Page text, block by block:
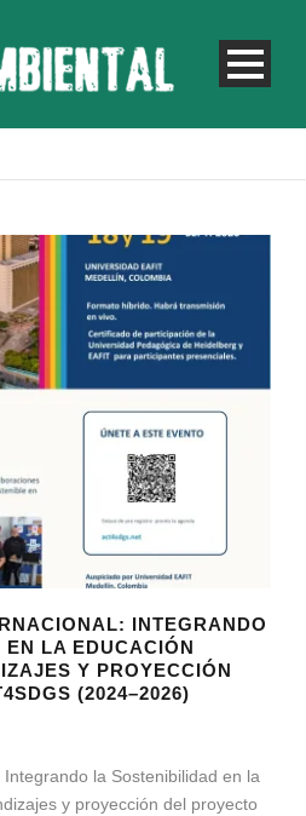
INTEGRANDO
LA EDUCACIÓN
Y PROYECCIÓN
(2024–2026)
la Sostenibilidad en la
y proyección del proyecto